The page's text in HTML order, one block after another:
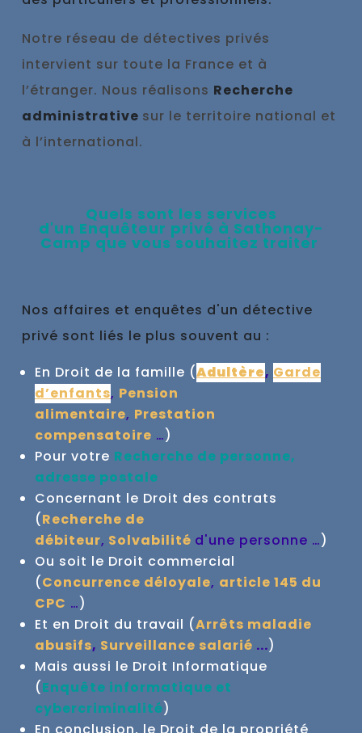
Notre réseau de détectives privés
intervient sur toute la France et à
l’étranger. Nous réalisons Recherche
administrative sur le territoire national et
à l’international.
Quels sont les services
d'un Enquêteur privé à Sathonay-
Camp que vous souhaitez traiter
Nos affaires et enquêtes d'un détective
privé sont liés le plus souvent au :
En Droit de la famille (Adultère, Garde
d’enfants, Pension
alimentaire, Prestation
compensatoire …)
Pour votre Recherche de personne,
adresse postale
Concernant le Droit des contrats
(Recherche de
débiteur, Solvabilité d'une personne …)
Ou soit le Droit commercial
(Concurrence déloyale, article 145 du
CPC …)
Et en Droit du travail (Arrêts maladie
abusifs, Surveillance salarié ...)
Mais aussi le Droit Informatique
(Enquête informatique et
cybercriminalité)